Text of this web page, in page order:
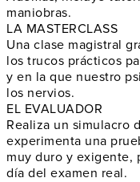
maniobras.
LA MASTERCLASS
Una clase magistral
los trucos prácticos
y en la que nuestro
los nervios.
EL EVALUADOR
Realiza un simulacro
experimenta una
muy duro y exigente,
día del examen real.